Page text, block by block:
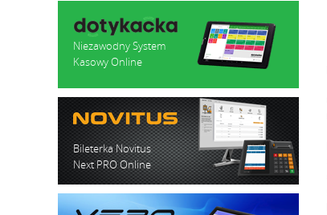
Niezawodny System
Kasowy Online
Bileterka Novitus
Next PRO Online